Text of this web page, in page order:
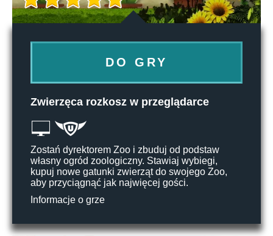
DO GRY
Zwierzęca rozkosz w przeglądarce
Zostań dyrektorem Zoo i zbuduj od podstaw
własny ogród zoologiczny. Stawiaj wybiegi,
kupuj nowe gatunki zwierząt do swojego Zoo,
aby przyciągnąć jak najwięcej gości.
Informacje o grze